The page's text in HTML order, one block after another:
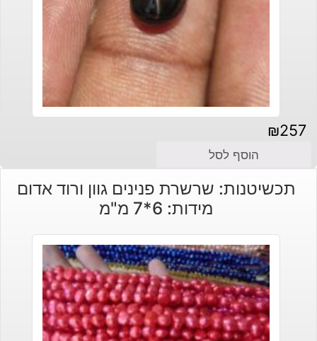
₪257
הוסף לסל
תכשיטנות: שרשרת פנינים גוון ורוד אדום
מידות: 6*7 מ"מ